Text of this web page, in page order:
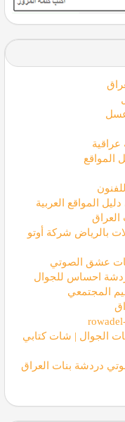
عسل
المواقع
المواقع العربية
بالرياض شركة أوتو
عشق الصوتي
احساس للجوال
المجتمعي
الجوال | شات كتابي
دردشة بنات العراق